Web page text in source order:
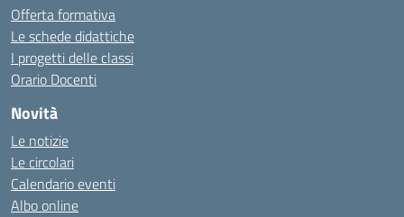
Offerta formativa
Le schede didattiche
I progetti delle classi
Orario Docenti
Novità
Le notizie
Le circolari
Calendario eventi
Albo online